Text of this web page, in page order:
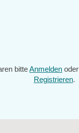
bitteAnmelden oder
Registrieren.